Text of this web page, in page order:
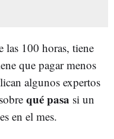
las 100 horas, tiene
que pagar menos
algunos expertos
qué pasa si un
en el mes.